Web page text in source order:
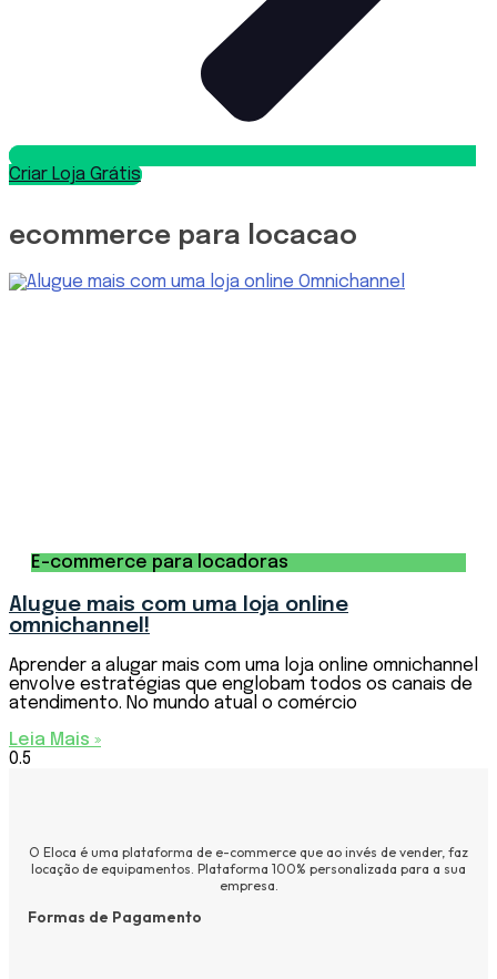
Criar Loja Grátis
ecommerce para locacao
E-commerce para locadoras
Alugue mais com uma loja online
omnichannel!
Aprender a alugar mais com uma loja online omnichannel
envolve estratégias que englobam todos os canais de
atendimento. No mundo atual o comércio
Leia Mais »
O Eloca é uma plataforma de e-commerce que ao invés de vender, faz
locação de equipamentos. Plataforma 100% personalizada para a sua
empresa.
Formas de Pagamento